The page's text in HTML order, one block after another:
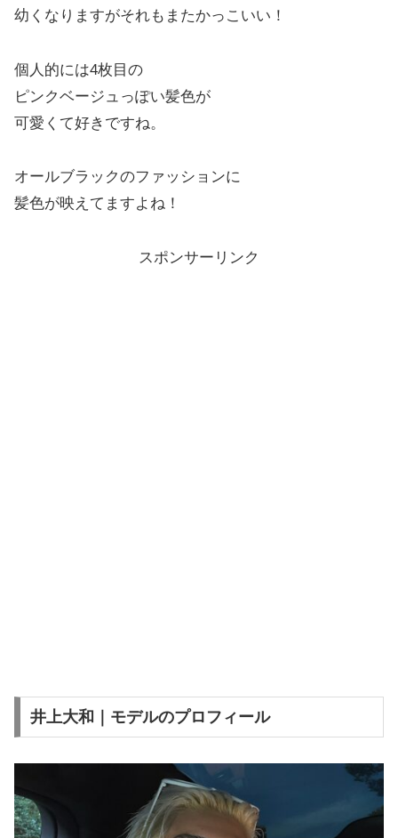
幼くなりますがそれもまたかっこいい！
個人的には4枚目の
ピンクベージュっぽい髪色が
可愛くて好きですね。
オールブラックのファッションに
髪色が映えてますよね！
スポンサーリンク
井上大和｜モデルのプロフィール